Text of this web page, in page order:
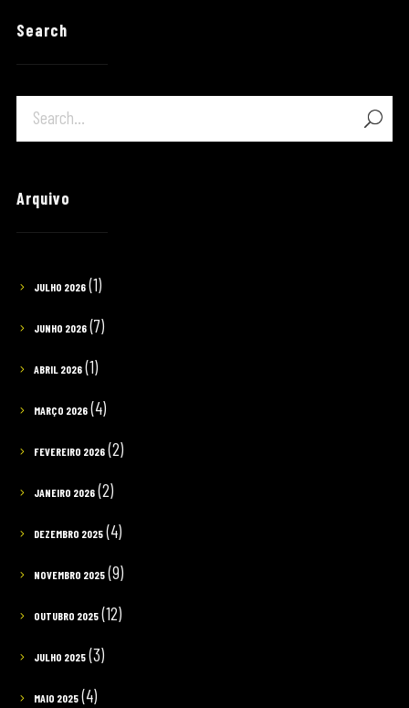
Search
Arquivo
JULHO 2026(1)
JUNHO 2026(7)
ABRIL 2026(1)
MARÇO 2026(4)
FEVEREIRO 2026(2)
JANEIRO 2026(2)
DEZEMBRO 2025(4)
NOVEMBRO 2025(9)
OUTUBRO 2025(12)
JULHO 2025(3)
MAIO 2025(4)